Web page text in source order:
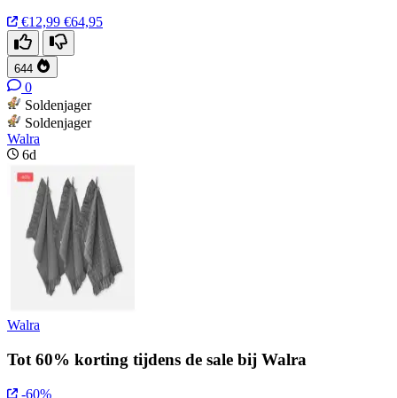
€12,99 €64,95
644
0
Soldenjager
Soldenjager
Walra
6d
Walra
Tot 60% korting tijdens de sale bij Walra
-60%